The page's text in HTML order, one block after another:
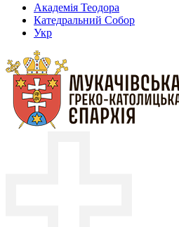
Академія Теодора
Катедральний Собор
Укр